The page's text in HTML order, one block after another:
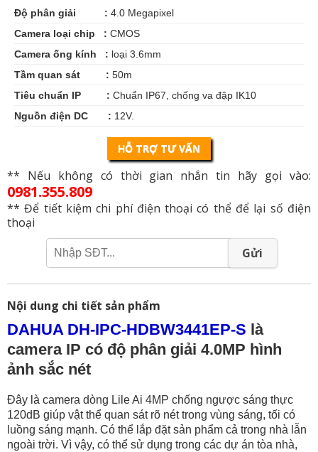
Độ phân giải : 4.0 Megapixel
Camera loại chip : CMOS
Camera ống kính : loại 3.6mm
Tầm quan sát : 50m
Tiêu chuẩn IP : Chuẩn IP67, chống va đập IK10
Nguồn điện DC : 12V.
HỖ TRỢ TƯ VẤN
** Nếu không có thời gian nhắn tin hãy gọi vào:
0981.355.809
** Để tiết kiệm chi phí điện thoại có thể để lại số điện
thoại
Gửi
Nội dung chi tiết sản phẩm
DAHUA DH-IPC-HDBW3441EP-S là
camera IP có độ phân giải 4.0MP hình
ảnh sắc nét
Đây là camera dòng Lile Ai 4MP chống ngược sáng thực
120dB giúp vật thể quan sát rõ nét trong vùng sáng, tối có
luồng sáng mạnh. Có thể lắp đặt sản phẩm cả trong nhà lẫn
ngoài trời. Vì vậy, có thể sử dụng trong các dự án tòa nhà,